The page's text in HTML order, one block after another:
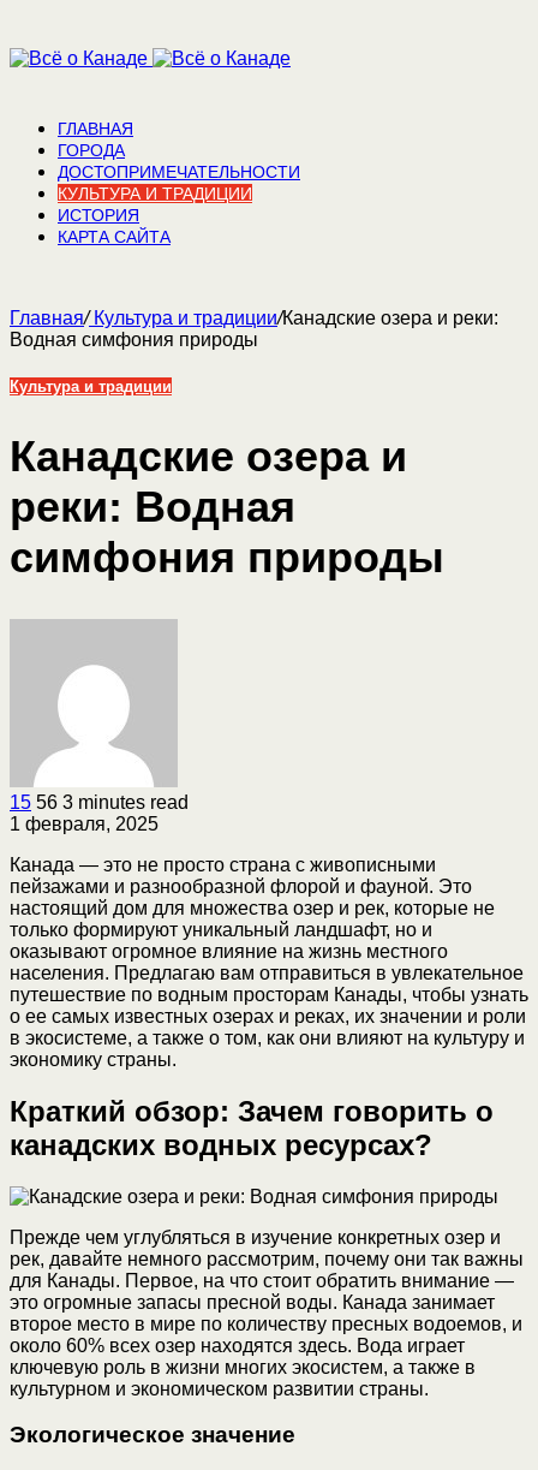
ГЛАВНАЯ
ГОРОДА
ДОСТОПРИМЕЧАТЕЛЬНОСТИ
КУЛЬТУРА И ТРАДИЦИИ
ИСТОРИЯ
КАРТА САЙТА
Главная/Культура и традиции/Канадские озера и реки:
Водная симфония природы
Культура и традиции
Канадские озера и
реки: Водная
симфония природы
15 56 3 minutes read
1 февраля, 2025
Канада — это не просто страна с живописными
пейзажами и разнообразной флорой и фауной. Это
настоящий дом для множества озер и рек, которые не
только формируют уникальный ландшафт, но и
оказывают огромное влияние на жизнь местного
населения. Предлагаю вам отправиться в увлекательное
путешествие по водным просторам Канады, чтобы узнать
о ее самых известных озерах и реках, их значении и роли
в экосистеме, а также о том, как они влияют на культуру и
экономику страны.
Краткий обзор: Зачем говорить о
канадских водных ресурсах?
Прежде чем углубляться в изучение конкретных озер и
рек, давайте немного рассмотрим, почему они так важны
для Канады. Первое, на что стоит обратить внимание —
это огромные запасы пресной воды. Канада занимает
второе место в мире по количеству пресных водоемов, и
около 60% всех озер находятся здесь. Вода играет
ключевую роль в жизни многих экосистем, а также в
культурном и экономическом развитии страны.
Экологическое значение